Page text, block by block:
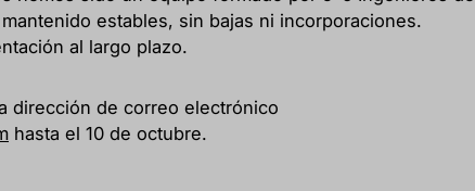
estables, sin bajas ni incorporaciones.
al largo plazo.
dirección de correo electrónico
hasta el 10 de octubre.